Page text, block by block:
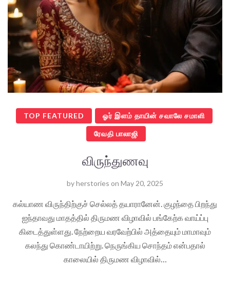
TOP FEATURED ஓர் இளம் தாயின் சவாலே சமாளி
ரேவதி பாலாஜி
விருந்துணவு
byherstories on May 20, 2025
கல்யாண விருந்திற்குச் செல்லத் தயாரானேன். குழந்தை பிறந்து
ஐந்தாவது மாதத்தில் திருமண விழாவில் பங்கேற்க வாய்ப்பு
கிடைத்துள்ளது. நேற்றைய வரவேற்பில் அத்தையும் மாமாவும்
கலந்து கொண்டாயிற்று. நெருங்கிய சொந்தம் என்பதால்
காலையில் திருமண விழாவில்…